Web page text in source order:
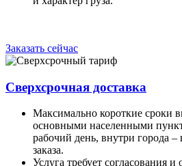
Заказать сейчас
Сверхсрочная доставка
Максимально короткие сроки
основными населенными
рабочий день, внутри города
заказа.
Услуга требует согласования и